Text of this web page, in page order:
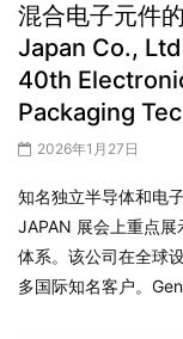
混合电子元件
Japan Co.,
40th
Packaging
2026年1月27日
知名独立半导体和电
JAPAN 展会上重点
体系。该公司在全球
多国际知名客户。